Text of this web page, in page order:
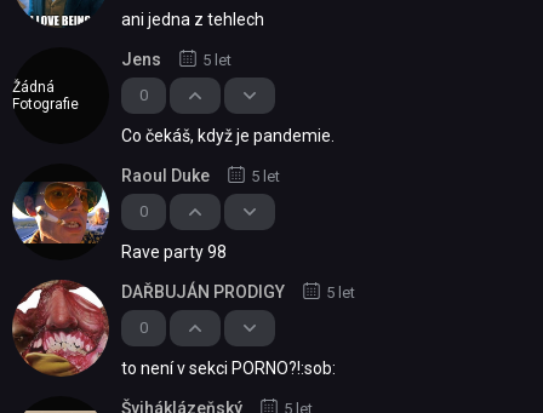
ani jedna z tehlech
Žádná
Fotografie
0
Jens 5 let
Co čekáš, když je pandemie.
0
Raoul Duke 5 let
Rave party 98
0
DAŘBUJÁN PRODIGY 5 let
to není v sekci PORNO?!:sob:
Šviháklázeňský 5 let